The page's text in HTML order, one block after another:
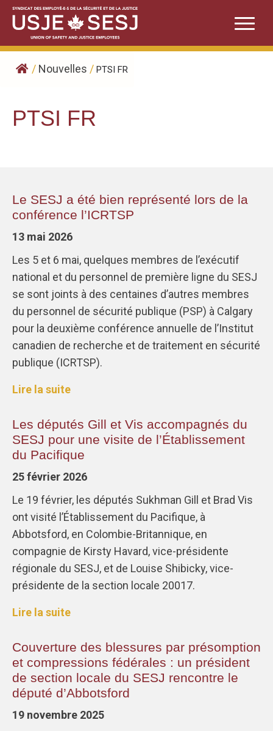
Skip
content
/ Nouvelles / PTSI FR
PTSI FR
Le SESJ a été bien représenté lors de la
conférence l’ICRTSP
13 mai 2026
Les 5 et 6 mai, quelques membres de l’exécutif
national et du personnel de première ligne du SESJ
se sont joints à des centaines d’autres membres
du personnel de sécurité publique (PSP) à Calgary
pour la deuxième conférence annuelle de l’Institut
canadien de recherche et de traitement en sécurité
publique (ICRTSP).
Lire la suite
Les députés Gill et Vis accompagnés du
SESJ pour une visite de l’Établissement
du Pacifique
25 février 2026
Le 19 février, les députés Sukhman Gill et Brad Vis
ont visité l’Établissement du Pacifique, à
Abbotsford, en Colombie-Britannique, en
compagnie de Kirsty Havard, vice-présidente
régionale du SESJ, et de Louise Shibicky, vice-
présidente de la section locale 20017.
Lire la suite
Couverture des blessures par présomption
et compressions fédérales : un président
de section locale du SESJ rencontre le
député d’Abbotsford
19 novembre 2025